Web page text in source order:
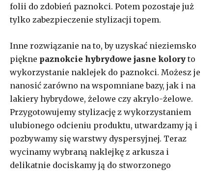
folii do zdobień paznokci. Potem pozostaje już
tylko zabezpieczenie stylizacji topem.
Inne rozwiązanie na to, by uzyskać nieziemsko
piękne paznokcie hybrydowe jasne kolory to
wykorzystanie naklejek do paznokci. Możesz je
nanosić zarówno na wspomniane bazy, jak i na
lakiery hybrydowe, żelowe czy akrylo-żelowe.
Przygotowujemy stylizację z wykorzystaniem
ulubionego odcieniu produktu, utwardzamy ją i
pozbywamy się warstwy dyspersyjnej. Teraz
wycinamy wybraną naklejkę z arkusza i
delikatnie dociskamy ją do stworzonego